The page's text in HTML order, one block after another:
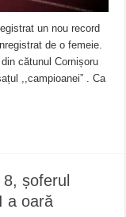
un nou record
de o femeie.
cătunul Cornișoru
,,campioanei” . Ca
șoferul
a oară